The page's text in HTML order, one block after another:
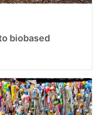
biobased